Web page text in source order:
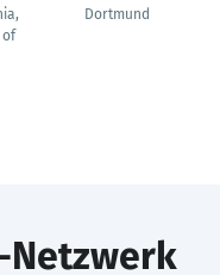
of
Dortmund
Netzwerk